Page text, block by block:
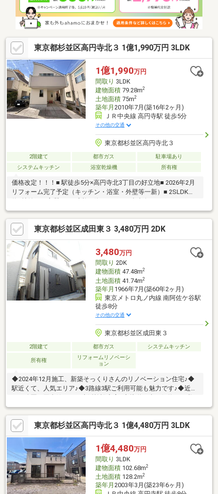
もちろん、地域の事やご購入までの流れなど、お気軽にお問い合
わせくださいませ♪
東京都杉並区高円寺北３ 1億1,990万円 3LDK
1億1,990万円
間取り 3LDK
建物面積79.28m2
土地面積75m2
築年月 2010年7月(築16年2ヶ月)
ＪＲ中央線 高円寺駅 徒歩5分
その他の交通
東京都杉並区高円寺北３
2階建て 都市ガス
駐車場あり
システムキッチン
浴室乾燥機 所有権
価格改定！！！■ 駅徒歩5分×高円寺北3丁目の好立地■ 2026年2月
リフォーム完了予定（キッチン・浴室・外壁等一新）■ 2SLDK＋
面で明るい住空間■ 小学校・公園・コンビニ徒歩圏で生活利便性
◎■ 土地約22坪・建物約79㎡のバランス良い戸建「立地・再生・
使い勝手」が揃った、すぐに住める一邸。先着申込受付中お気軽
にお問合せください
東京都杉並区成田東３ 3,480万円 2DK
3,480万円
間取り 2DK
建物面積47.48m2
土地面積41.74m2
築年月 1966年7月(築60年2ヶ月)
東京メトロ丸ノ内線 南阿佐ケ谷駅
徒歩8分
その他の交通
東京都杉並区成田東３
2階建て 都市ガス システムキッチン
所有権
リフォームリノベーシ
ョン
◆2024年12月施工、新築そっくりさんのリノベーション住宅♪◆
駅近くて、人気エリア♪◆3路線3駅ご利用可能も魅力です♪◆近隣
道 ※建築基準法上の道路に接道していないため、再建築不可と
なります。
東京都杉並区高円寺北３ 1億4,480万円 3LDK
1億4,480万円
間取り 3LDK
建物面積102.68m2
土地面積128.2m2
築年月 2003年3月(築23年6ヶ月)